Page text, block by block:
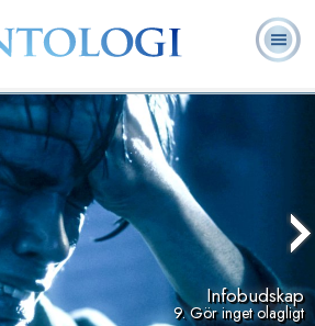
är
Frivilligpastorer
Ofta ställda
Infobudskap
9. Gör inget olagligt